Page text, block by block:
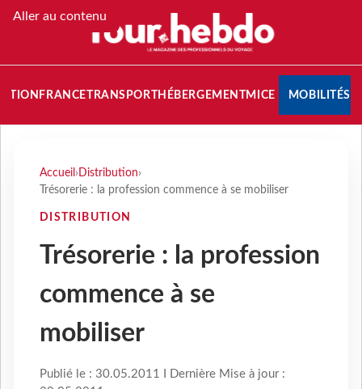
Aller au contenu
FRANCETRANSPORT HÉBERGEMENTMICE MOBILITÉS
Accueil › Distribution›
Trésorerie : la profession commence à se mobiliser
DISTRIBUTION
Trésorerie : la profession
commence à se
mobiliser
Publié le : 30.05.2011 I Dernière Mise à jour :